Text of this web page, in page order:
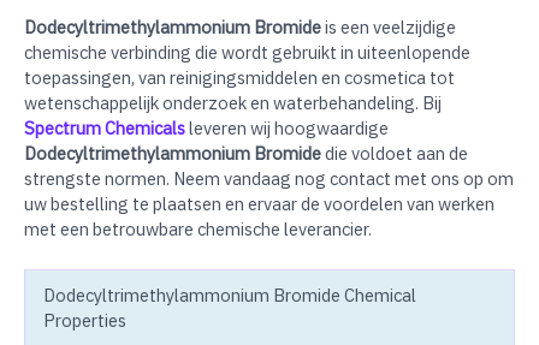
Dodecyltrimethylammonium Bromideis een veelzijdige
chemische verbinding die wordt gebruikt in uiteenlopende
toepassingen, van reinigingsmiddelen en cosmetica tot
wetenschappelijk onderzoek en waterbehandeling. Bij
Spectrum Chemicalsleveren wij hoogwaardige
Dodecyltrimethylammonium Bromidedie voldoet aan de
strengste normen. Neem vandaag nog contact met ons op om
uw bestelling te plaatsen en ervaar de voordelen van werken
met een betrouwbare chemische leverancier.
Dodecyltrimethylammonium Bromide Chemical
Properties